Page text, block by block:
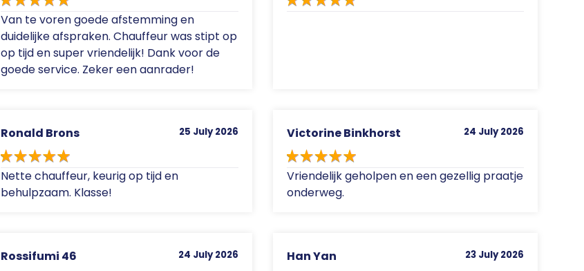
Van te voren goede afstemming en
duidelijke afspraken. Chauffeur was stipt op
op tijd en super vriendelijk! Dank voor de
goede service. Zeker een aanrader!
Ronald Brons 25 July 2026
Nette chauffeur, keurig op tijd en
behulpzaam. Klasse!
Victorine Binkhorst 24 July 2026
Vriendelijk geholpen en een gezellig praatje
onderweg.
Rossifumi 46 24 July 2026 Han Yan 23 July 2026